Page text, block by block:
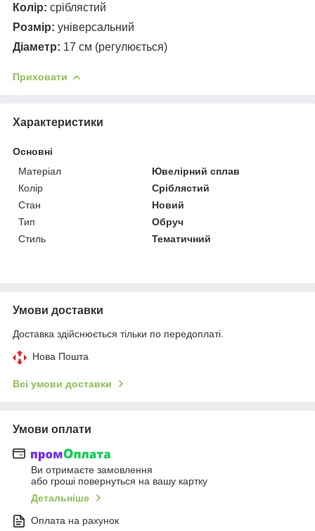
Колір: сріблястий
Розмір: універсальний
Діаметр: 17 см (регулюється)
Приховати
Характеристики
Основні
Матеріал
Ювелірний сплав
Колір
Сріблястий
Стан
Новий
Тип
Обруч
Стиль
Тематичний
Умови доставки
Доставка здійснюється тільки по передоплаті.
Нова Пошта
Всі умови доставки
Умови оплати
Ви отримаєте замовлення
або гроші повернуться на вашу картку
Детальніше
Оплата на рахунок